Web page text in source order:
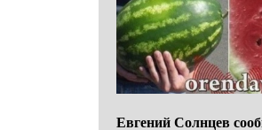
Евгений Солнцев